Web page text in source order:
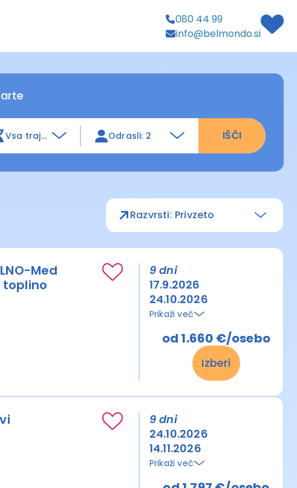
080 44 99
info@belmondo.si
Vsa trajanja Odrasli: 2 IŠČI
Razvrsti: Privzeto
Med
9 dni
17.9.2026
24.10.2026
Prikaži več
od 1.660 €/osebo
Izberi
9 dni
24.10.2026
14.11.2026
Prikaži več